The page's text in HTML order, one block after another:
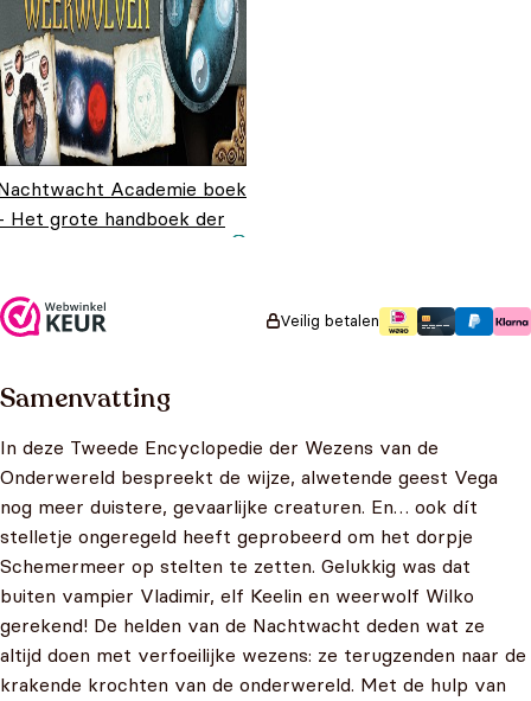
Academie boek
Het grote handboek der
Veilig betalen
Samenvatting
In deze Tweede Encyclopedie der Wezens van de
Onderwereld bespreekt de wijze, alwetende geest Vega
nog meer duistere, gevaarlijke creaturen. En… ook dít
stelletje ongeregeld heeft geprobeerd om het dorpje
Schemermeer op stelten te zetten. Gelukkig was dat
buiten vampier Vladimir, elf Keelin en weerwolf Wilko
gerekend! De helden van de Nachtwacht deden wat ze
altijd doen met verfoeilijke wezens: ze terugzenden naar de
krakende krochten van de onderwereld. Met de hulp van